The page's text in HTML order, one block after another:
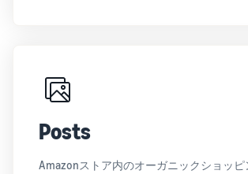
Posts
Amazonストア内のオーガニックショッピ